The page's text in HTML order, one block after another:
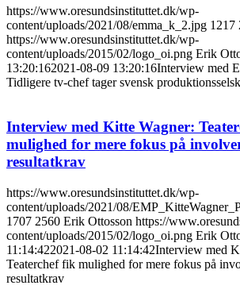
https://www.oresundsinstituttet.dk/wp-
content/uploads/2021/08/emma_k_2.jpg 1217
https://www.oresundsinstituttet.dk/wp-
content/uploads/2015/02/logo_oi.png Erik
13:20:162021-08-09 13:20:16Interview med
Tidligere tv-chef tager svensk
Interview med Kitte Wagner:
mulighed for mere fokus på
resultatkrav
https://www.oresundsinstituttet.dk/wp-
content/uploads/2021/08/
1707 2560 Erik Ottosson https://
content/uploads/2015/02/logo_oi.png Erik
11:14:422021-08-02 11:14:42Interview med
Teaterchef fik mulighed for mere fokus på
resultatkrav